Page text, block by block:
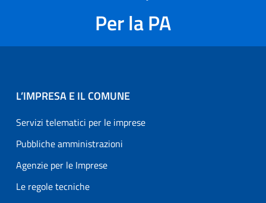
Per la PA
L’IMPRESA E IL COMUNE
Servizi telematici per le imprese
Pubbliche amministrazioni
Agenzie per le Imprese
Le regole tecniche